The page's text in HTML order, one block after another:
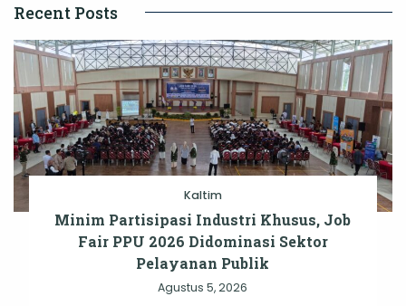
Recent Posts
Kaltim
Minim Partisipasi Industri Khusus, Job
Fair PPU 2026 Didominasi Sektor
Pelayanan Publik
Agustus 5, 2026